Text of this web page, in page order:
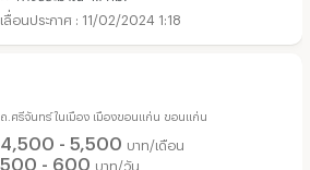
11/02/2024 1:18
ถ.ศรีจันทร์ ในเมือง เมืองขอนแก่น ขอนแก่น
4,500 - 5,500 บาท/เดือน
500 - 600 บาท/วัน